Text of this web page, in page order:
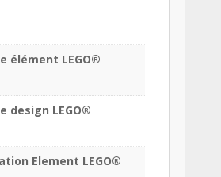
élément LEGO®
design LEGO®
Element LEGO®